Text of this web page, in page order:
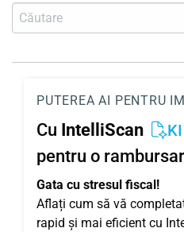
PUTEREA AI PENTRU
Cu IntelliScan KI
pentru o
Gata cu stresul fiscal!
Aflați cum să vă
rapid și mai eficient cu